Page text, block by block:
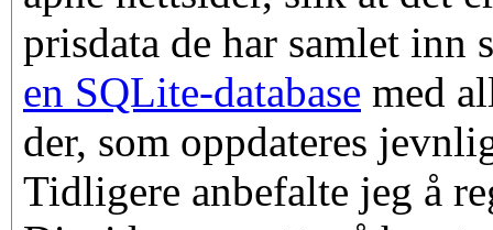
prisdata de har samlet inn
en SQLite-database med
der, som oppdateres
Tidligere anbefalte jeg å